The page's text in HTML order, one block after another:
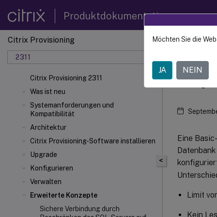
Produktdokumentation
Citrix Provisioning
2311
Citrix Provisioning 2311
Was ist neu
Systemanforderungen und
Kompatibilität
Architektur
Citrix Provisioning-Software installieren
Upgrade
Konfigurieren
Verwalten
Erweiterte Konzepte
Sichere Verbindung durch
Citrix
<
Eine
Limit
Kein
Möchten Sie die
JA NEIN